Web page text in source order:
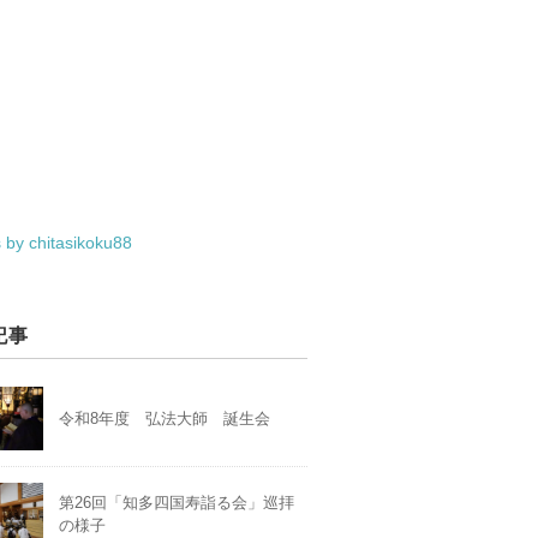
by chitasikoku88
事
令和8年度 弘法大師 誕生会
第26回「知多四国寿詣る会」巡拝
の様子